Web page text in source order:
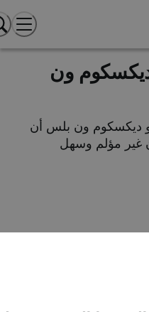
ون
ون بلس أن
مؤلم وسهل